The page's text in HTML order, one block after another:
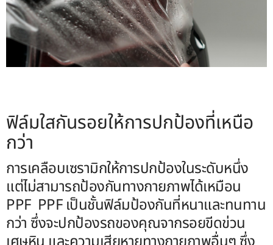
ฟิล์มใสกันรอยให้การปกป้องที่เหนือ
กว่า
การเคลือบเซรามิกให้การปกป้องในระดับหนึ่ง
แต่ไม่สามารถป้องกันทางกายภาพได้เหมือน
PPF PPF เป็นชั้นฟิล์มป้องกันที่หนาและทนทาน
กว่า ซึ่งจะปกป้องรถของคุณจากรอยขีดข่วน